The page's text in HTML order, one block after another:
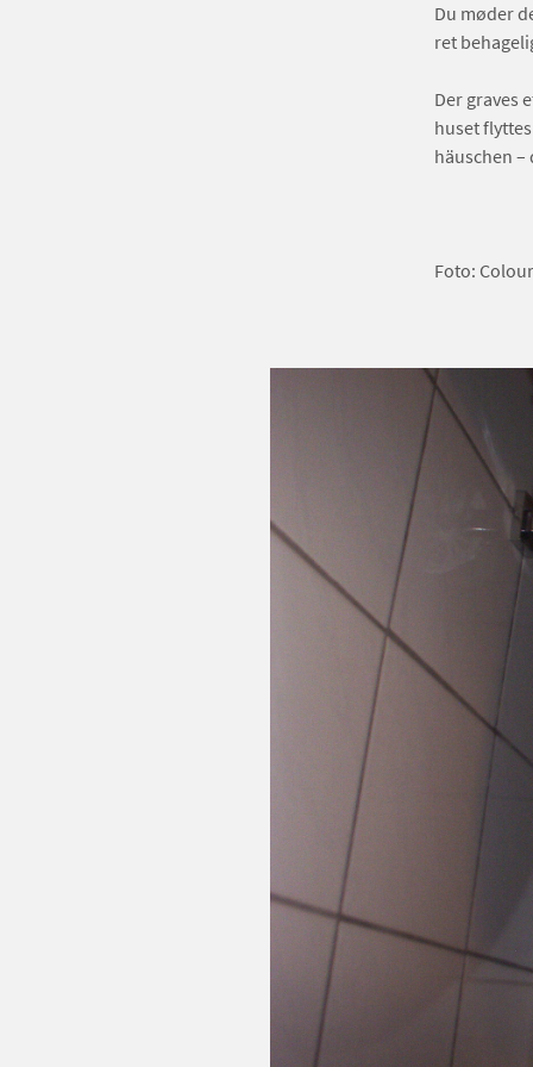
Du møder
ret
Der graves
huset
häuschen –
Foto: